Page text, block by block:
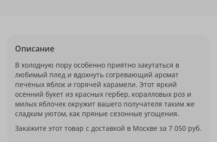
Описание
В холодную пору особенно приятно закутаться в
любимый плед и вдохнуть согревающий аромат
печёных яблок и горячей карамели. Этот яркий
осенний букет из красных гербер, коралловых роз и
милых яблочек окружит вашего получателя таким же
сладким уютом, как пряные сезонные угощения.
Закажите этот товар с доставкой в Москве за 7 050 руб.